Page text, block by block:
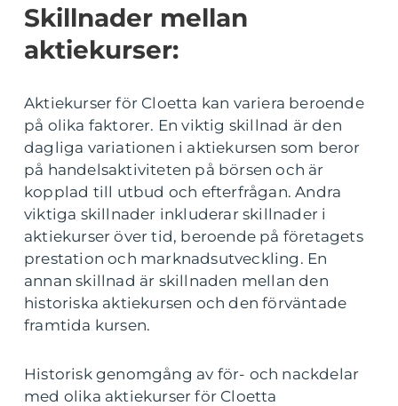
Skillnader mellan
aktiekurser:
Aktiekurser för Cloetta kan variera beroende
på olika faktorer. En viktig skillnad är den
dagliga variationen i aktiekursen som beror
på handelsaktiviteten på börsen och är
kopplad till utbud och efterfrågan. Andra
viktiga skillnader inkluderar skillnader i
aktiekurser över tid, beroende på företagets
prestation och marknadsutveckling. En
annan skillnad är skillnaden mellan den
historiska aktiekursen och den förväntade
framtida kursen.
Historisk genomgång av för- och nackdelar
med olika aktiekurser för Cloetta